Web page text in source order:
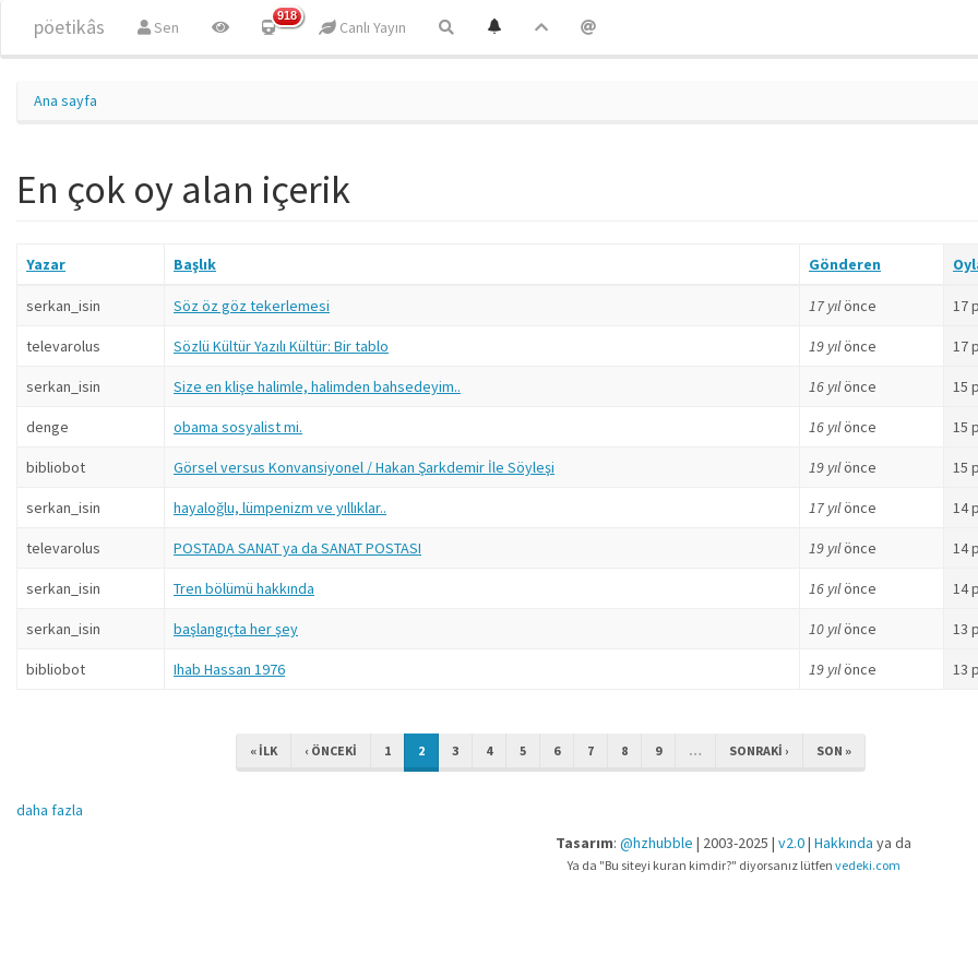
pöetikâs Sen
918
Canlı Yayın
Ana sayfa
En çok oy alan içerik
Yazar Başlık Gönderen
serkan_isin Söz öz göz tekerlemesi 17 yılönce 17
televarolus Sözlü Kültür Yazılı Kültür: Bir tablo 19 yılönce 17
serkan_isin Size en klişe halimle, halimden bahsedeyim.. 16 yılönce 15
denge obama sosyalist mi. 16 yılönce 15
bibliobot Görsel versus Konvansiyonel / Hakan Şarkdemir İle Söyleşi 19 yılönce 15
serkan_isin hayaloğlu, lümpenizm ve yıllıklar.. 17 yılönce 14
televarolus POSTADA SANAT ya da SANAT POSTASI 19 yılönce 14
serkan_isin Tren bölümü hakkında 16 yılönce 14
serkan_isin başlangıçta her şey 10 yılönce 13
bibliobot Ihab Hassan 1976 19 yılönce 13
« ILK ‹ ÖNCEKI 1 2 3 4 5 6 7 8 9 … SONRAKI › SON »
daha fazla
Tasarım: @hzhubble | 2003-2025 | v2.0| Hakkında ya da
Ya da "Bu siteyi kuran kimdir?" diyorsanız lütfen vedeki.com